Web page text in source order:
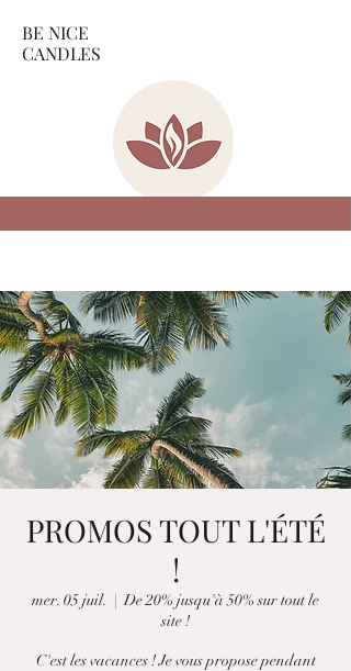
BE NICE
CANDLES
PROMOS TOUT L'ÉTÉ
!
mer. 05 juil.
  |
De 20% jusqu'à 50% sur tout le
site !
C'est les vacances ! Je vous propose pendant